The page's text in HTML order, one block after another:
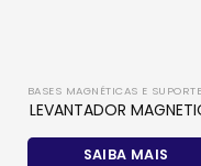
LEVANTADOR
SAIBA MAIS